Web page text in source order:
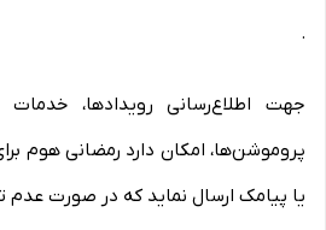
.
جهت اطلاع‌رسانی رویدادها،
پروموشن‌ها، امکان دارد رمضانی هوم
یا پیامک ارسال نماید که در صورت عدم